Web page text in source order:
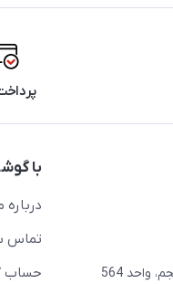
واحد 564
با
درباره
تماس
حساب